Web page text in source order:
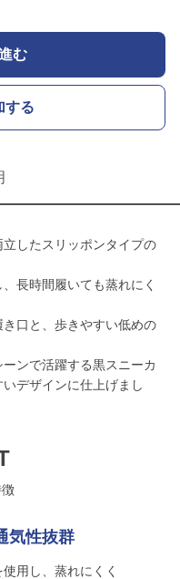
む
する
したスリッポンタイプの
長時間履いても蒸れにく
口と、歩きやすい低めの
ンで活躍する黒スニーカ
デザインに仕上げまし
気性抜群
用し、蒸れにくく